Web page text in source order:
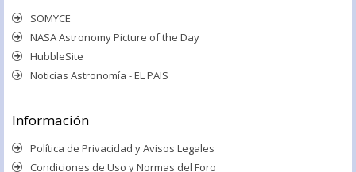
SOMYCE
NASA Astronomy Picture of the Day
HubbleSite
Noticias Astronomía - EL PAIS
Información
Política de Privacidad y Avisos Legales
Condiciones de Uso y Normas del Foro